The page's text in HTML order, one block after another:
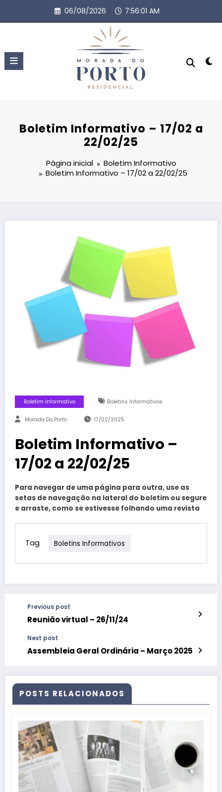
o
06/08/2026 7:56:01 AM
Boletim Informativo – 17/02 a
22/02/25
Página inicial
Boletim Informativo
Boletim Informativo – 17/02 a 22/02/25
Boletim Informativo Boletins Informativos
Morada Do Porto 17/02/2025
Boletim Informativo –
17/02 a 22/02/25
Para navegar de uma página para outra, use as
setas de navegação na lateral do boletim ou segure
e arraste, como se estivesse folhando uma revista
Tag Boletins Informativos
Previous post
Reunião virtual – 26/11/24
Next post
Assembleia Geral Ordinária – Março 2025
POSTS RELACIONADOS